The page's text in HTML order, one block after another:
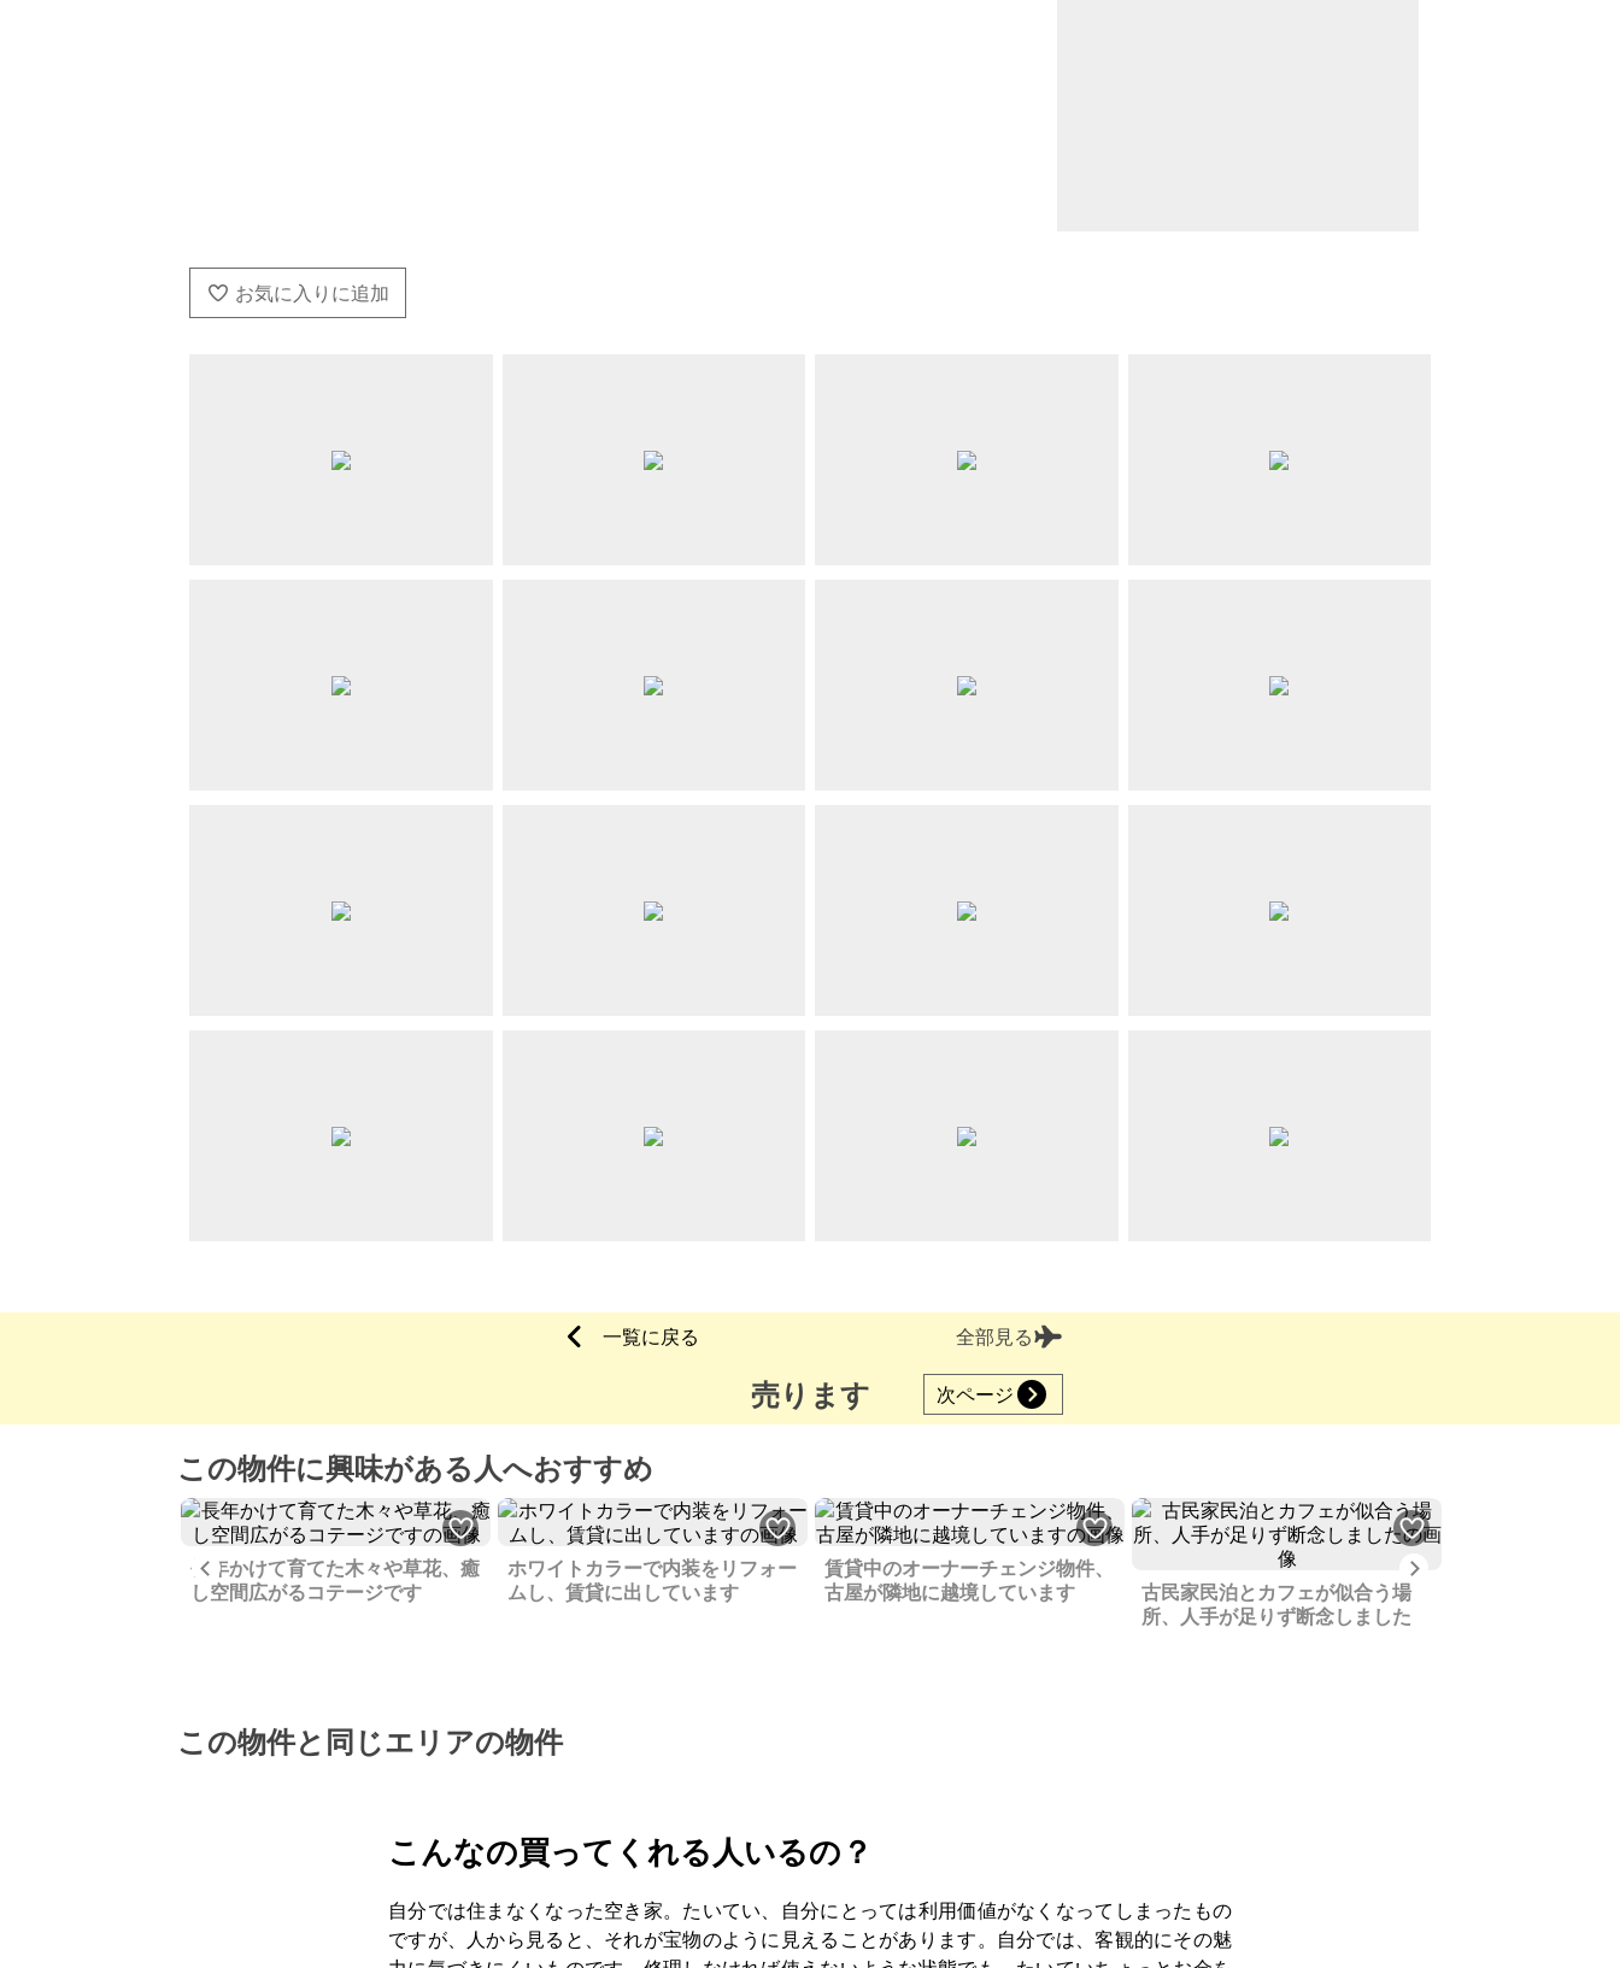
一覧に戻る 全部見る
売ります 次ページ
この物件に興味がある人へおすすめ
Previous
長年かけて育てた木々や草花、癒
し空間広がるコテージです
ホワイトカラーで内装をリフォー
ムし、賃貸に出しています
賃貸中のオーナーチェンジ物件、
古屋が隣地に越境しています
古民家民泊とカフェが似合う場
所、人手が足りず断念しました
この物件と同じエリアの物件
こんなの買ってくれる人いるの？
自分では住まなくなった空き家。たいてい、自分にとっては利用価値がなくなってしまったもの
ですが、人から見ると、それが宝物のように見えることがあります。自分では、客観的にその魅